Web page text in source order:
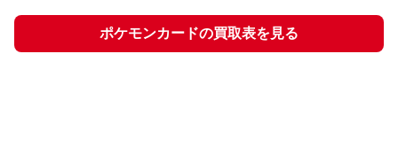
ポケモンカードの買取表を見る